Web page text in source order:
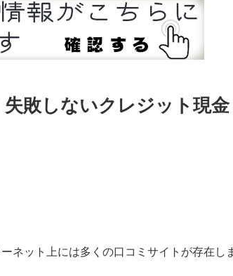
敗しないクレジット現金
ネット上には多くの口コミサイトが存在し